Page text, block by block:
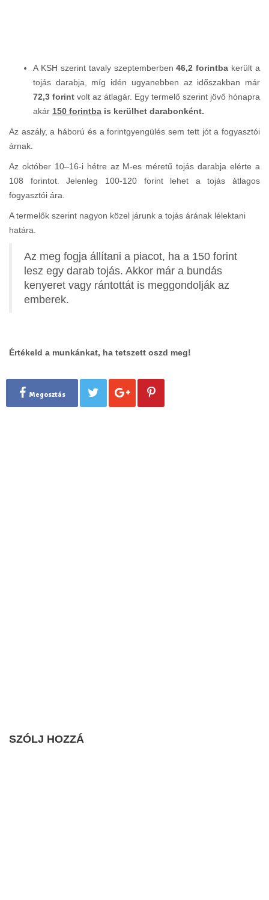
A KSH szerint tavaly szeptemberben46,2 forintba került a
tojás darabja, míg idén ugyanebben az időszakban már
72,3 forint volt az átlagár. Egy termelő szerint jövő hónapra
akár 150 forintba is kerülhet darabonként.
Az aszály, a háború és a forintgyengülés sem tett jót a fogyasztói
árnak.
Az október 10–16-i hétre az M-es méretű tojás darabja elérte a
108 forintot. Jelenleg 100-120 forint lehet a tojás átlagos
fogyasztói ára.
A termelők szerint nagyon közel járunk a tojás árának lélektani
határa.
Az meg fogja állítani a piacot, ha a 150 forint
lesz egy darab tojás. Akkor már a bundás
kenyeret vagy rántottát is meggondolják az
emberek.
Értékeld a munkánkat, ha tetszett oszd meg!
Megosztás
SZÓLJ HOZZÁ